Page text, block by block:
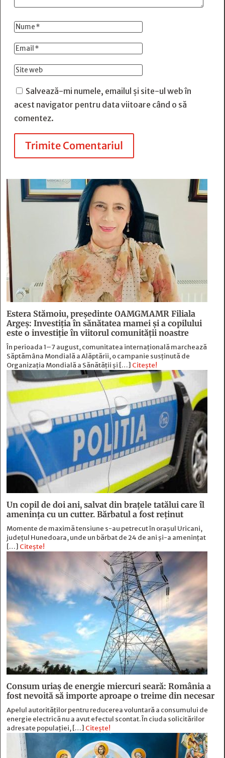
Salvează-mi numele, emailul și site-ul web în
acest navigator pentru data viitoare când o să
comentez.
Trimite Comentariul
Estera Stămoiu, președinte OAMGMAMR Filiala
Argeș: Investiția în sănătatea mamei și a copilului
este o investiție în viitorul comunității noastre
În perioada 1–7 august, comunitatea internațională marchează
Săptămâna Mondială a Alăptării, o campanie susținută de
Organizația Mondială a Sănătății și […] Citește!
Un copil de doi ani, salvat din brațele tatălui care îl
amenința cu un cutter. Bărbatul a fost reținut
Momente de maximă tensiune s-au petrecut în orașul Uricani,
județul Hunedoara, unde un bărbat de 24 de ani și-a amenințat
[…] Citește!
Consum uriaș de energie miercuri seară: România a
fost nevoită să importe aproape o treime din necesar
Apelul autorităților pentru reducerea voluntară a consumului de
energie electrică nu a avut efectul scontat. În ciuda solicitărilor
adresate populației, […] Citește!